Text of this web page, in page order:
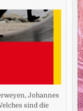
Johannes
sind die